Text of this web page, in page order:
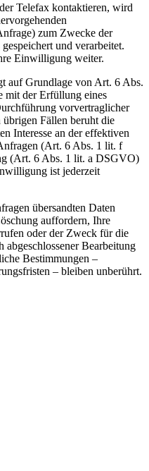
Telefax kontaktieren, wird
zum Zwecke der
und verarbeitet.
Einwilligung weiter.
auf Grundlage von Art. 6 Abs.
mit der Erfüllung eines
vorvertraglicher
Fällen beruht die
Interesse an der effektiven
(Art. 6 Abs. 1 lit. f
(Art. 6 Abs. 1 lit. a DSGVO)
ist jederzeit
übersandten Daten
auffordern, Ihre
oder der Zweck für die
Bearbeitung
Bestimmungen –
– bleiben unberührt.